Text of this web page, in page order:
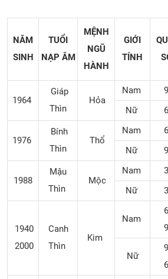
NĂM
SINH
TUỔI
NẠP ÂM
MỆNH
NGŨ
HÀNH
GIỚI
TÍNH
1964
Giáp
Thìn
Hỏa
Nam 9
Nữ
6
1976
Bính
Thìn
Thổ
Nam 6
Nữ
9
1988
Mậu
Thìn
Mộc
Nam 3
Nữ
3
1940
2000
Canh
Thìn
Kim
Nam
6
9
Nữ
9
6